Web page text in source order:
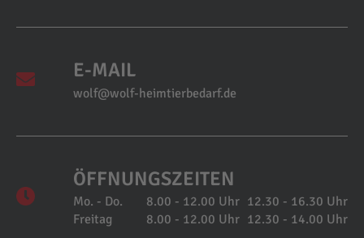
E-MAIL
wolf@wolf-heimtierbedarf.de
ÖFFNUNGSZEITEN
Mo. - Do. 8.00 - 12.00 Uhr 12.30 - 16.30 Uhr
Freitag
8.00 - 12.00 Uhr 12.30 - 14.00 Uhr